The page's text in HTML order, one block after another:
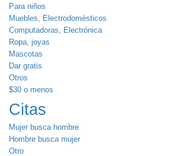
Para niños
Muebles, Electrodomésticos
Computadoras, Electrónica
Ropa, joyas
Mascotas
Dar gratis
Otros
$30 o menos
Citas
Mujer busca hombre
Hombre busca mujer
Otro